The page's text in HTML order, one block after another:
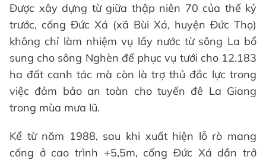
Được xây dựng từ giữa thập niên 70 của thế kỷ
trước, cống Đức Xá (xã Bùi Xá, huyện Đức Thọ)
không chỉ làm nhiệm vụ lấy nước từ sông La bổ
sung cho sông Nghèn để phục vụ tưới cho 12.183
ha đất canh tác mà còn là trợ thủ đắc lực trong
việc đảm bảo an toàn cho tuyến đê La Giang
trong mùa mưa lũ.
Kể từ năm 1988, sau khi xuất hiện lỗ rò mang
cống ở cao trình +5,5m, cống Đức Xá dần trở